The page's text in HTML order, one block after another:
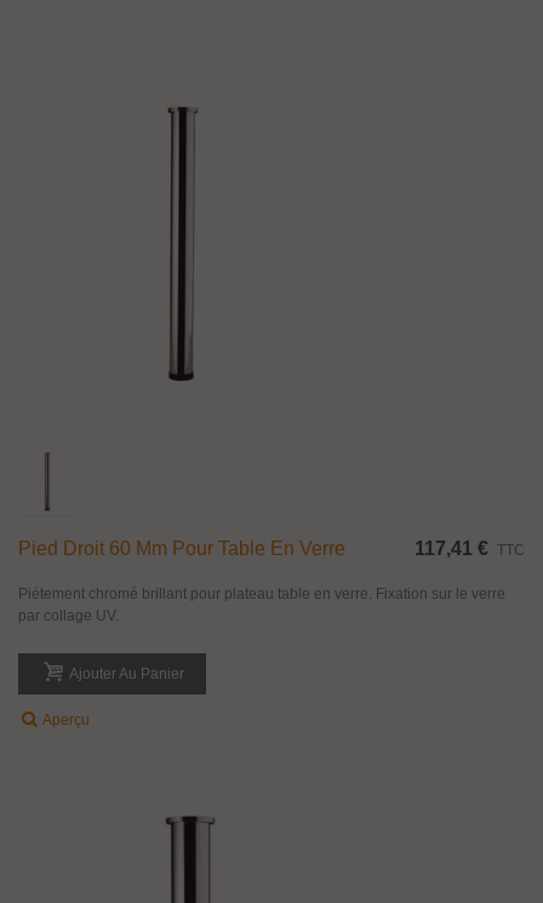
Pied Droit 60 Mm Pour Table En Verre 117,41 € TTC
Piétement chromé brillant pour plateau table en verre. Fixation sur le verre
par collage UV.
Ajouter Au Panier
Aperçu